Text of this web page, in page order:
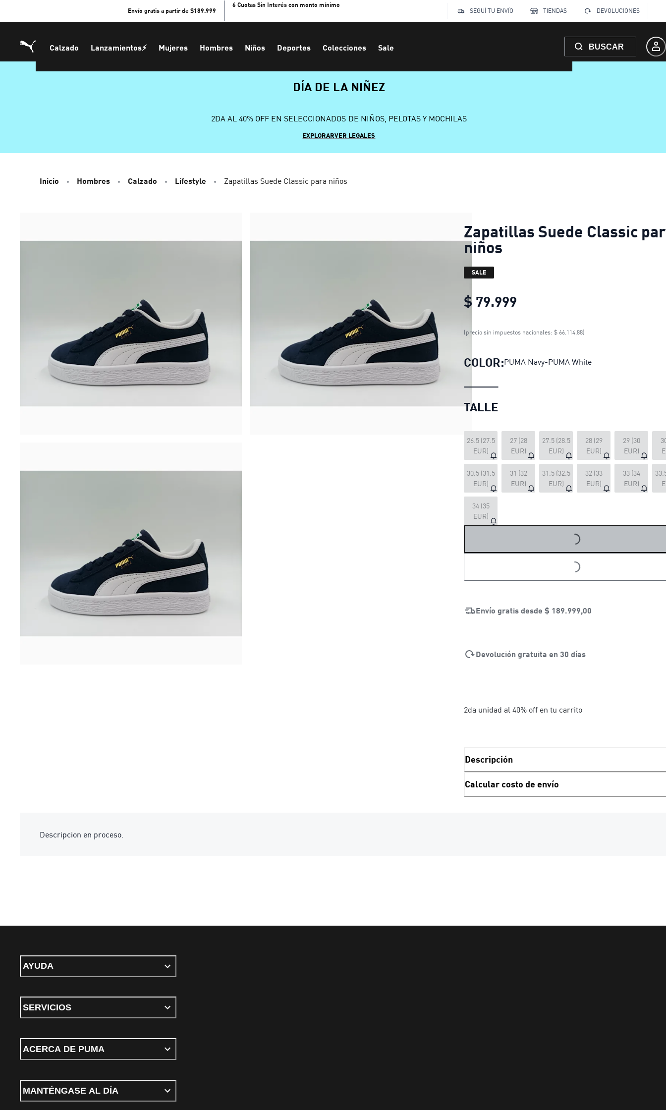
Envío gratis a partir de $189.999
6 Cuotas Sin Interés con monto mínimo
SEGUÍ TU ENVÍO
TIENDAS DEVOLUCIONES
Calzado Lanzamientos⚡ Mujeres Hombres Niños Deportes Colecciones Sale BUSCAR
DÍA DE LA NIÑEZ
2DA AL 40% OFF EN SELECCIONADOS DE NIÑOS, PELOTAS Y MOCHILAS
EXPLORARVER LEGALES
Inicio Hombres Calzado Lifestyle Zapatillas Suede Classic para niños
Zapatillas Suede Classic
niños
SALE
$ 79.999
Zapatillas Suede Classic
(precio sin impuestos nacionales: $ 66.114,88)
COLOR:PUMA Navy-PUMA White
TALLE
26.5 (27.5
EUR)
27 (28
EUR)
27.5 (28.5
EUR)
28 (29
EUR)
29 (30
EUR)
30.5 (31.5
EUR)
31 (32
EUR)
31.5 (32.5
EUR)
32 (33
EUR)
33 (34
EUR)
34 (35
EUR)
LOADING...
LOADING...
Envío gratis desde $ 189.999,00
Devolución gratuita en 30 días
2da unidad al 40% off en tu carrito
Descripción
Calcular costo de envío
Descripcion en proceso.
AYUDA
SERVICIOS
ACERCA DE PUMA
MANTÉNGASE AL DÍA